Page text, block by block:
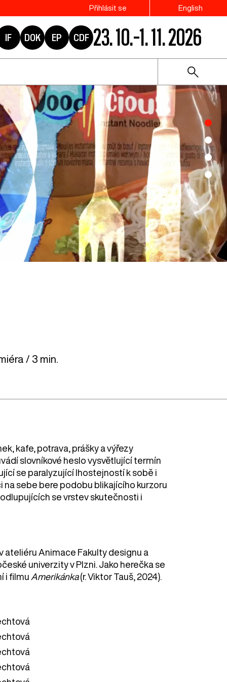
Přihlásit se English
IF DOK EP CDF 23. 10.–1. 11. 2026
/ 3 min.
kafe, potrava, prášky a výřezy
slovníkové heslo vysvětlující termín
se paralyzující lhostejností k sobě i
sebe bere podobu blikajícího kurzoru
se vrstev skutečnosti i
ateliéru Animace Fakulty designu a
univerzity v Plzni. Jako herečka se
i filmu Amerikánka(r. Viktor Tauš, 2024).